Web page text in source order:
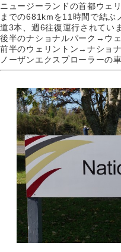
ニュージーランドの首都ウェ
までの681kmを11時間で結ぶ
道3本、週6往復運行されてい
後半のナショナルパーク→ウ
前半のウェリントン→ナショ
ノーザンエクスプローラーの